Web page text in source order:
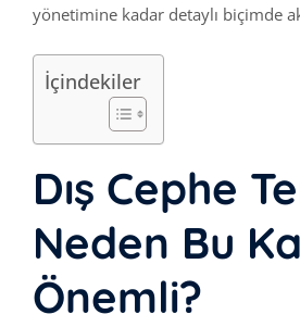
yönetimine kadar detaylı biçimde
İçindekiler
Dış Cephe
Neden Bu
Önemli?